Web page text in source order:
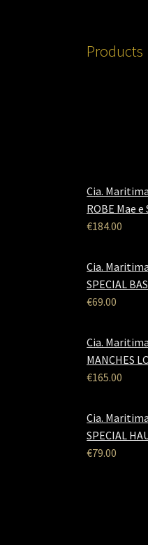
Products
Cia.
ROBE Mae e
€184.00
Cia.
SPECIAL
€69.00
Cia.
MANCHES
€165.00
Cia.
SPECIAL
€79.00